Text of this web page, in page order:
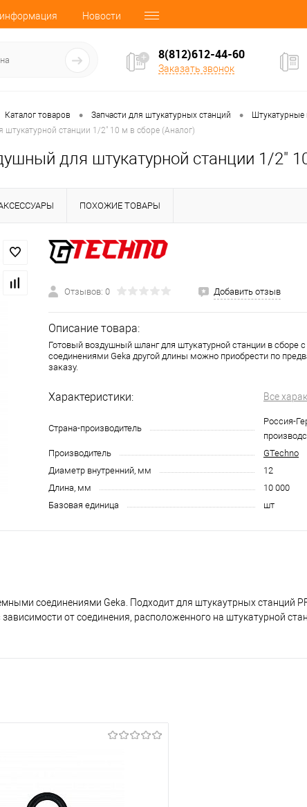
Новости
8(812)612-44-60
Заказать звонок
Каталог товаров • Запчасти для штукатурных станций • Штукатурные
станции 1/2" 10 м в сборе (Аналог)
для штукатурной станции 1/2"
ПОХОЖИЕ ТОВАРЫ
Отзывов: 0 Добавить отзыв
Описание товара:
Готовый воздушный шланг для штукатурной станции в
соединениями Geka другой длины можно приобрести по
заказу.
Характеристики: Все
Страна-производитель
Россия-
Производитель
GTechno
Диаметр внутренний, мм
12
Длина, мм
10 000
Базовая единица
шт
соединениями Geka. Подходит для штукаутрных станций
от соединения, расположенного на штукатурной